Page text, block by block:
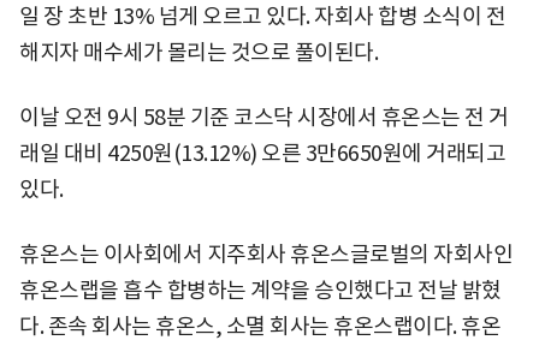
일 장 초반 13% 넘게 오르고 있다. 자회사 합병 소식이 전
해지자 매수세가 몰리는 것으로 풀이된다.
이날 오전 9시 58분 기준 코스닥 시장에서 휴온스는 전 거
래일 대비 4250원(13.12%) 오른 3만6650원에 거래되고
있다.
휴온스는 이사회에서 지주회사 휴온스글로벌의 자회사인
휴온스랩을 흡수 합병하는 계약을 승인했다고 전날 밝혔
다. 존속 회사는 휴온스, 소멸 회사는 휴온스랩이다. 휴온